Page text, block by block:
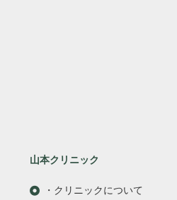
山本クリニック
・クリニックについて